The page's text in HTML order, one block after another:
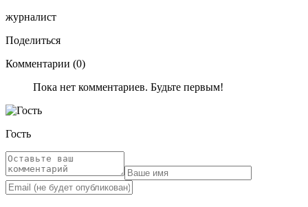
журналист
Поделиться
Комментарии (0)
Пока нет комментариев. Будьте первым!
Гость